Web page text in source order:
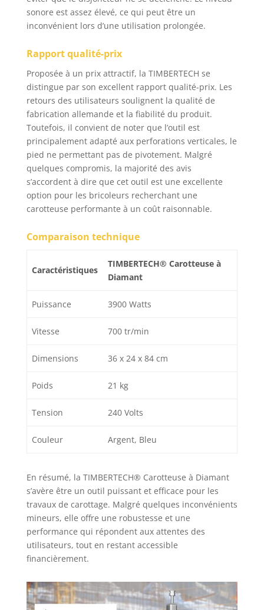
sonore est assez élevé, ce qui peut être un
inconvénient lors d’une utilisation prolongée.
Rapport qualité-prix
Proposée à un prix attractif, la TIMBERTECH se
distingue par son excellent rapport qualité-prix. Les
retours des utilisateurs soulignent la qualité de
fabrication allemande et la fiabilité du produit.
Toutefois, il convient de noter que l’outil est
principalement adapté aux perforations verticales, le
pied ne permettant pas de pivotement. Malgré
quelques compromis, la majorité des avis
s’accordent à dire que cet outil est une excellente
option pour les bricoleurs recherchant une
carotteuse performante à un coût raisonnable.
Comparaison technique
Caractéristiques
TIMBERTECH® Carotteuse à
Diamant
Puissance 3900 Watts
Vitesse 700 tr/min
Dimensions 36 x 24 x 84 cm
Poids 21 kg
Tension 240 Volts
Couleur Argent, Bleu
En résumé, la TIMBERTECH® Carotteuse à Diamant
s’avère être un outil puissant et efficace pour les
travaux de carottage. Malgré quelques inconvénients
mineurs, elle offre une robustesse et une
performance qui répondent aux attentes des
utilisateurs, tout en restant accessible
financièrement.